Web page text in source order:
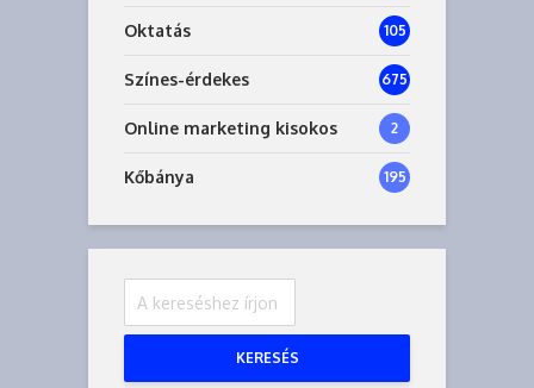
Oktatás 105
Színes-érdekes 675
Online marketing kisokos 2
Kőbánya 195
KERESÉS